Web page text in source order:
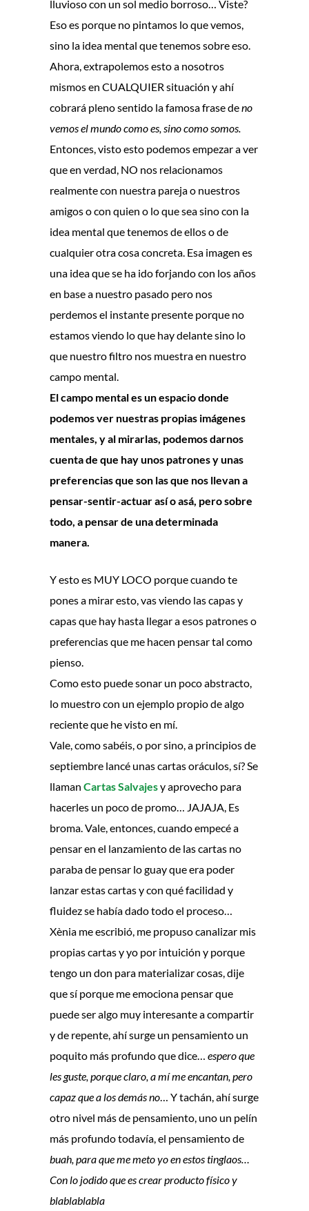
lluvioso con un sol medio borroso… Viste?
Eso es porque no pintamos lo que vemos,
sino la idea mental que tenemos sobre eso.
Ahora, extrapolemos esto a nosotros
mismos en CUALQUIER situación y ahí
cobrará pleno sentido la famosa frase deno
vemos el mundo como es, sino como somos.
Entonces, visto esto podemos empezar a ver
que en verdad, NO nos relacionamos
realmente con nuestra pareja o nuestros
amigos o con quien o lo que sea sino con la
idea mental que tenemos de ellos o de
cualquier otra cosa concreta. Esa imagen es
una idea que se ha ido forjando con los años
en base a nuestro pasado pero nos
perdemos el instante presente porque no
estamos viendo lo que hay delante sino lo
que nuestro filtro nos muestra en nuestro
campo mental.
El campo mental es un espacio donde
podemos ver nuestras propias imágenes
mentales, y al mirarlas, podemos darnos
cuenta de que hay unos patrones y unas
preferencias que son las que nos llevan a
pensar-sentir-actuar así o asá, pero sobre
todo, a pensar de una determinada
manera.
Y esto es MUY LOCO porque cuando te
pones a mirar esto, vas viendo las capas y
capas que hay hasta llegar a esos patrones o
preferencias que me hacen pensar tal como
pienso.
Como esto puede sonar un poco abstracto,
lo muestro con un ejemplo propio de algo
reciente que he visto en mí.
Vale, como sabéis, o por sino, a principios de
septiembre lancé unas cartas oráculos, sí? Se
llaman Cartas Salvajesy aprovecho para
hacerles un poco de promo… JAJAJA, Es
broma. Vale, entonces, cuando empecé a
pensar en el lanzamiento de las cartas no
paraba de pensar lo guay que era poder
lanzar estas cartas y con qué facilidad y
fluidez se había dado todo el proceso…
Xènia me escribió, me propuso canalizar mis
propias cartas y yo por intuición y porque
tengo un don para materializar cosas, dije
que sí porque me emociona pensar que
puede ser algo muy interesante a compartir
y de repente, ahí surge un pensamiento un
poquito más profundo que dice… espero que
les guste, porque claro, a mí me encantan, pero
capaz que a los demás no… Y tachán, ahí surge
otro nivel más de pensamiento, uno un pelín
más profundo todavía, el pensamiento de
buah, para que me meto yo en estos tinglaos…
Con lo jodido que es crear producto físico y
blablablabla